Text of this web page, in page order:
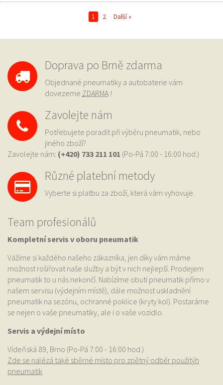
1 2 Další »
Doprava po Brně zdarma
Objednané pneumatiky a autobaterie vám
dovezeme ZDARMA !
Zavolejte nám
Potřebujete poradit při výběru pneumatik, nebo
jiného zboží?
Zavolejte nám: (+420) 733 211 101 (Po-Pá 7:00 - 16:00 hod.)
Různé platební metody
Vyberte si platbu za zboží, která vám vyhovuje.
Team profesionálů
Kompletní servis v oboru pneumatik
Vážíme si každého našeho zákazníka, jen díky vám máme
možnost rošiřovat naše služby a být v nich nejlepší. Prodejem
pneumatik to u nás nekončí. Nabízíme obutí pneumatik přímo v
našem servisu (výdejním místě), dále možnost uskladnění
pneumatik na sezónu, ochranné poklice (kryty kol). Postaráme
se nejen o vaše pneumatiky, ale i o vaše vozidlo.
Servis a výdejní místo
Vídeňská 89, Brno (Po-Pá 7:00 - 16:00 hod.)
Zde se nalézá také sběrné místo pro zpětný odběr použitýh
pneumatik